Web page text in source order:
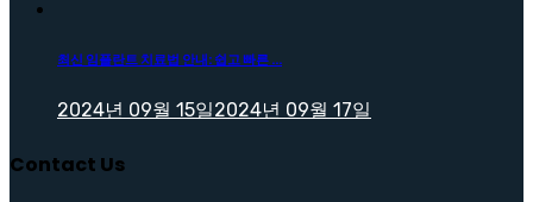
최신 임플란트 치료법 안내: 쉽고 빠른 ...
2024년 09월 15일2024년 09월 17일
Contact Us